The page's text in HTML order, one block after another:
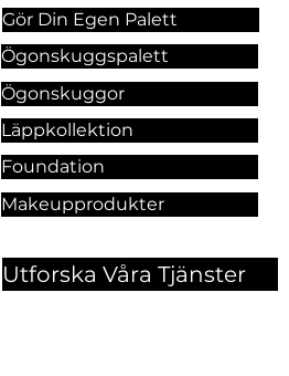
Gör Din Egen Palett
Ögonskuggspalett
Ögonskuggor
Läppkollektion
Foundation
Makeupprodukter
Utforska Våra Tjänster